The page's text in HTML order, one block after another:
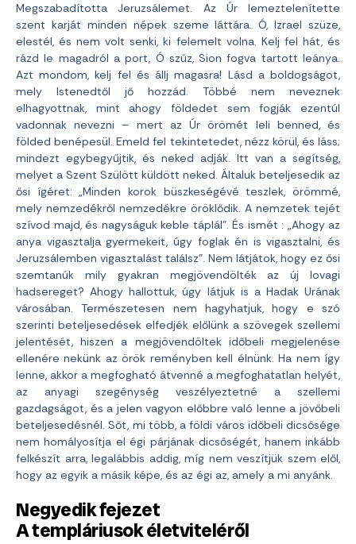
Megszabadította Jeruzsálemet. Az Úr lemeztelenítette
szent karját minden népek szeme láttára. Ó, Izrael szüze,
elestél, és nem volt senki, ki felemelt volna. Kelj fel hát, és
rázd le magadról a port, Ó szűz, Sion fogva tartott leánya.
Azt mondom, kelj fel és állj magasra! Lásd a boldogságot,
mely Istenedtől jő hozzád. Többé nem neveznek
elhagyottnak, mint ahogy földedet sem fogják ezentúl
vadonnak nevezni – mert az Úr örömét leli benned, és
földed benépesül. Emeld fel tekintetedet, nézz körül, és láss;
mindezt egybegyűjtik, és neked adják. Itt van a segítség,
melyet a Szent Szülött küldött neked. Általuk beteljesedik az
ősi ígéret: „Minden korok büszkeségévé teszlek, örömmé,
mely nemzedékről nemzedékre öröklődik. A nemzetek tejét
szívod majd, és nagyságuk keble táplál”. És ismét : „Ahogy az
anya vigasztalja gyermekeit, úgy foglak én is vigasztalni, és
Jeruzsálemben vigasztalást találsz”. Nem látjátok, hogy ez ősi
szemtanúk mily gyakran megjövendölték az új lovagi
hadsereget? Ahogy hallottuk, úgy látjuk is a Hadak Urának
városában. Természetesen nem hagyhatjuk, hogy e szó
szerinti beteljesedések elfedjék előlünk a szövegek szellemi
jelentését, hiszen a megjövendöltek időbeli megjelenése
ellenére nekünk az örök reményben kell élnünk. Ha nem így
lenne, akkor a megfogható átvenné a megfoghatatlan helyét,
az anyagi szegénység veszélyeztetné a szellemi
gazdagságot, és a jelen vagyon előbbre való lenne a jövőbeli
beteljesedésnél. Sőt, mi több, a földi város időbeli dicsősége
nem homályosítja el égi párjának dicsőségét, hanem inkább
felkészít arra, legalábbis addig, míg nem veszítjük szem elől,
hogy az egyik a másik képe, és az égi az, amely a mi anyánk.
Negyedik fejezet
A templáriusok életviteléről